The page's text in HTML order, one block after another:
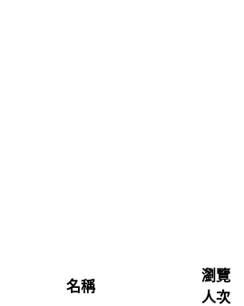
名稱
瀏覽
人次